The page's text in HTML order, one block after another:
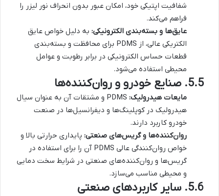
شفافیت اپتیکی خود، امکان عبور بدون انحراف نور لیزر را
فراهم می‌کند.
عایق‌ها و بسته‌بندی الکترونیکی: به دلیل خواص عایق
الکتریکی عالی، از PDMS برای محافظت و بسته‌بندی
قطعات حساس الکترونیکی در برابر رطوبت و عوامل
محیطی استفاده می‌شود.
5.5. صنایع خودرو و روان‌کننده‌ها
مایعات هیدرولیک:
PDMS و مشتقات آن به عنوان سیال
هیدرولیک در کوپلینگ‌ها و دیفرانسیل‌ها در صنعت
خودرو کاربرد دارند.
روان‌کننده‌ها و گریس‌های صنعتی: پایداری حرارتی بالا و
خواص روان‌کنندگی عالی PDMS آن را برای استفاده در
گریس‌ها و روان‌کننده‌های صنعتی در شرایط سخت دمایی
و محیطی مناسب می‌سازد.
5.6. سایر کاربردهای صنعتی